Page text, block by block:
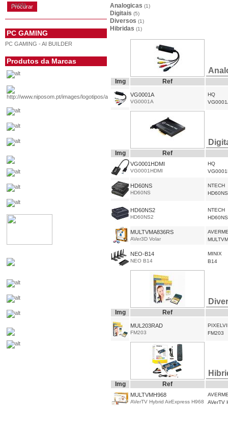
conta
PC GAMING
PC GAMING - AI BUILDER
Produtos da Marcas
Analogicas (1)
Digitais (5)
Diversos (1)
Hibridas (1)
Img Ref
VG0001A
VG0001A
HQ
Img Ref
VG0001HDMI
VG0001HDMI
HQ
HD60NS
HD60NS
NTECH
HD60NS
HD60NS2
HD60NS2
NTECH
MULTVMA836RS
AVer3D Volar
NEO-B14
NEO B14
MINIX
B14
Img Ref
MUL203RAD
FM203
FM203
Img Ref
MULTVMH968
AVerTV Hybrid AirExpress H968
AVerTV